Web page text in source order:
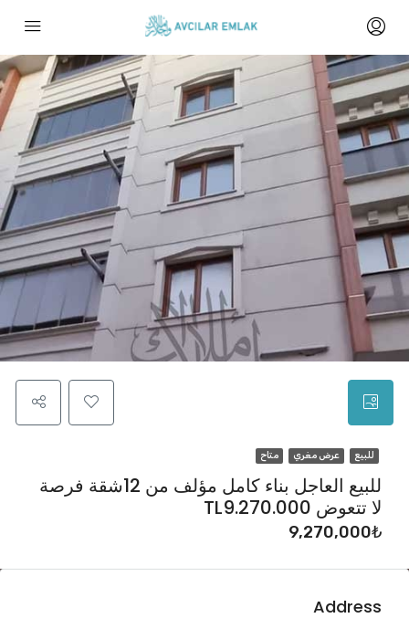
للبيع عرض مغري متاح
للبيع العاجل بناء كامل مؤلف من 12شقة فرصة
لا تتعوض TL9.270.000
9,270,000₺
Address